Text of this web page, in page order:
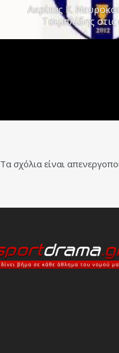
Ακρίτας Κ.
Τσιμπλίδης
Τα σχόλια είναι